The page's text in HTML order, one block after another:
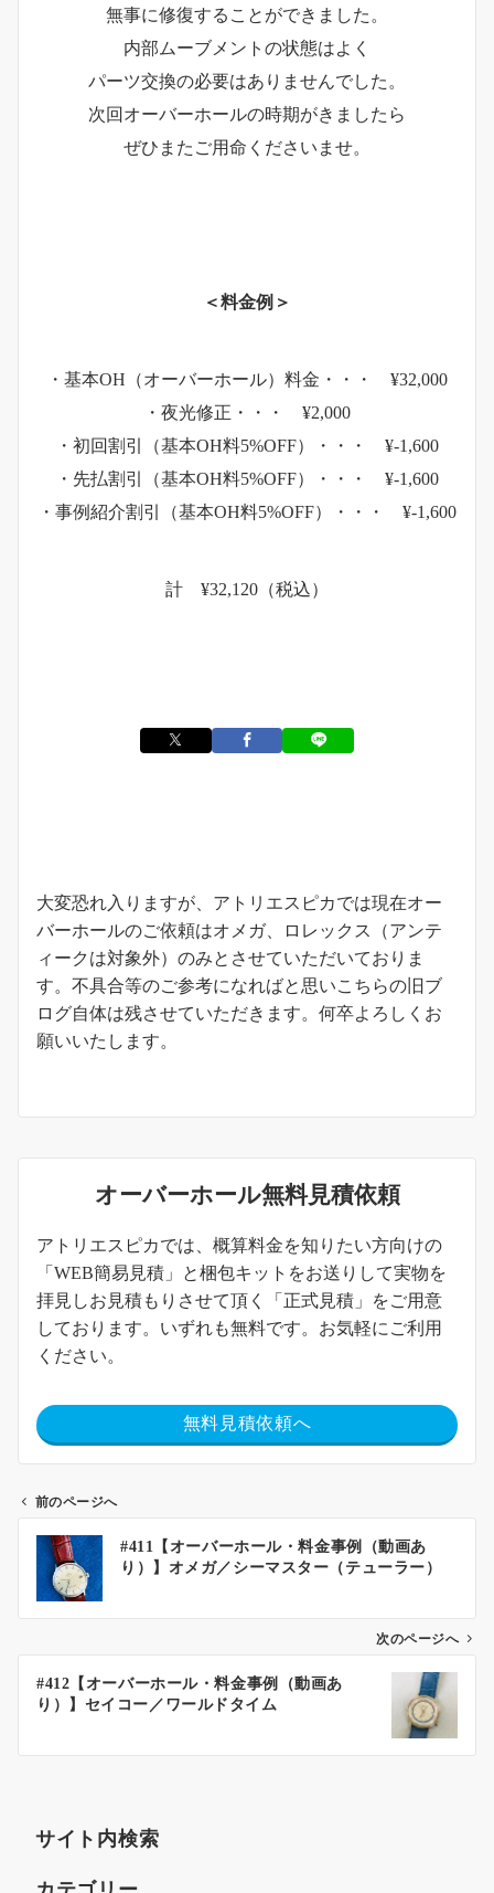
無事に修復することができました。
内部ムーブメントの状態はよく
パーツ交換の必要はありませんでした。
次回オーバーホールの時期がきましたら
ぜひまたご用命くださいませ。
＜料金例＞
・基本OH（オーバーホール）料金・・・ ¥32,000
・夜光修正・・・ ¥2,000
・初回割引（基本OH料5%OFF）・・・ ¥-1,600
・先払割引（基本OH料5%OFF）・・・ ¥-1,600
・事例紹介割引（基本OH料5%OFF）・・・ ¥-1,600
計 ¥32,120（税込）
大変恐れ入りますが、アトリエスピカでは現在オー
バーホールのご依頼はオメガ、ロレックス（アンテ
ィークは対象外）のみとさせていただいておりま
す。不具合等のご参考になればと思いこちらの旧ブ
ログ自体は残させていただきます。何卒よろしくお
願いいたします。
オーバーホール無料見積依頼
アトリエスピカでは、概算料金を知りたい方向けの
「WEB簡易見積」と梱包キットをお送りして実物を
拝見しお見積もりさせて頂く「正式見積」をご用意
しております。いずれも無料です。お気軽にご利用
ください。
無料見積依頼へ
前のページへ
#411【オーバーホール・料金事例（動画あ
り）】オメガ／シーマスター（テューラー）
次のページへ
#412【オーバーホール・料金事例（動画あ
り）】セイコー／ワールドタイム
サイト内検索